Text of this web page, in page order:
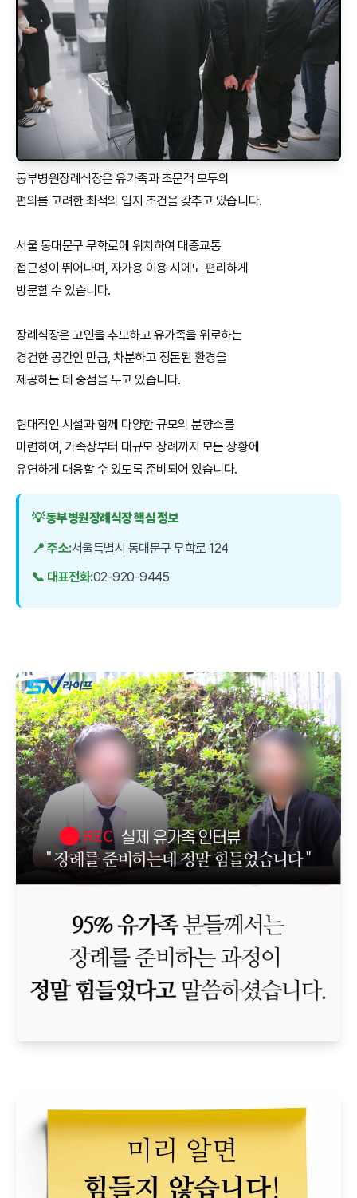
동부병원장례식장은 유가족과 조문객 모두의
편의를 고려한 최적의 입지 조건을 갖추고 있습니다.
서울 동대문구 무학로에 위치하여 대중교통
접근성이 뛰어나며, 자가용 이용 시에도 편리하게
방문할 수 있습니다.
장례식장은 고인을 추모하고 유가족을 위로하는
경건한 공간인 만큼, 차분하고 정돈된 환경을
제공하는 데 중점을 두고 있습니다.
현대적인 시설과 함께 다양한 규모의 분향소를
마련하여, 가족장부터 대규모 장례까지 모든 상황에
유연하게 대응할 수 있도록 준비되어 있습니다.
💡 동부병원장례식장 핵심 정보
📍 주소:서울특별시 동대문구 무학로 124
📞 대표전화:02-920-9445